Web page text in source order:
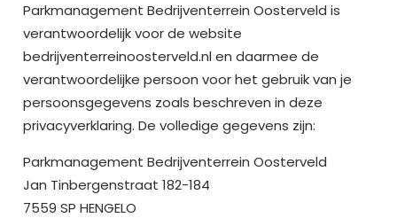
Parkmanagement Bedrijventerrein Oosterveld is
verantwoordelijk voor de website
bedrijventerreinoosterveld.nl en daarmee de
verantwoordelijke persoon voor het gebruik van je
persoonsgegevens zoals beschreven in deze
privacyverklaring. De volledige gegevens zijn:
Parkmanagement Bedrijventerrein Oosterveld
Jan Tinbergenstraat 182-184
7559 SP HENGELO